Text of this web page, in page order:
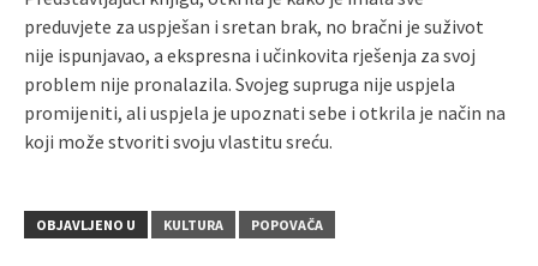
preduvjete za uspješan i sretan brak, no bračni je suživot
nije ispunjavao, a ekspresna i učinkovita rješenja za svoj
problem nije pronalazila. Svojeg supruga nije uspjela
promijeniti, ali uspjela je upoznati sebe i otkrila je način na
koji može stvoriti svoju vlastitu sreću.
OBJAVLJENO U KULTURA POPOVAČA